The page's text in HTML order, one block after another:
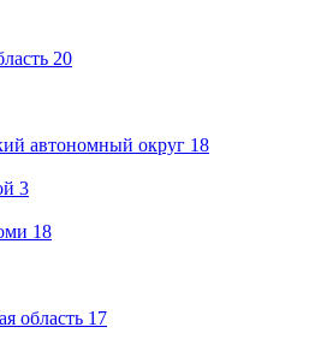
20
автономный округ 18
3
18
область 17